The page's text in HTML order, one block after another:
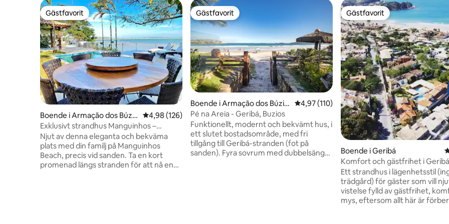
Gästfavorit
Gästfavorit
Boende i Armação dos Búzio
s
4,98 av 5 i genomsnittligt betyg, 126 omdömen
4,98 (126)
Exklusivt strandhus Manguinhos –
uppvärmd pool
Njut av denna eleganta och bekväma
plats med din familj på Manguinhos
Beach, precis vid sanden. Ta en kort
promenad längs stranden för att nå en
Gästfavorit
Gästfavorit
Boende i Armação dos Búzio
s
4,97 av 5 i genomsnittligt betyg, 110
4,97 (110)
Pé na Areia - Geribá, Buzios
Funktionellt, modernt och bekvämt hus, i
ett slutet bostadsområde, med fri
tillgång till Geribá-stranden (fot på
sanden). Fyra sovrum med dubbelsängar
Gästfavorit
Gästfavorit
Boende i Geribá
Komfort och gästfrihet i
Ett strandhus i lägenhetsstil
trädgård) för gäster som vill
vistelse fylld av gästfrihet,
mys, eftersom allt här är